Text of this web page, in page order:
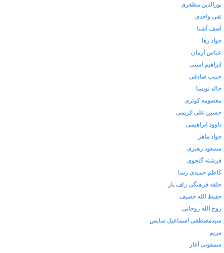
نورالدین مظفری
تقی واحدی
آصف آشنا
جواد رها
عباس آرمان
ابراهیم امینی
حبیب صادقی
خالد نویسا
معصومه کوثری
حسین علی کریمی
داوود ابراهیمی
جواد ماهر
مسعود رهبری
فرشته گنجوی
کاظم حمیدی رسا
حلقه فرهنگی زلف یار
حفیظ الله حصیف
روح الله روحانی
سیدمصطفی اسماعیل سایس
مریم
سمفونی آغاز